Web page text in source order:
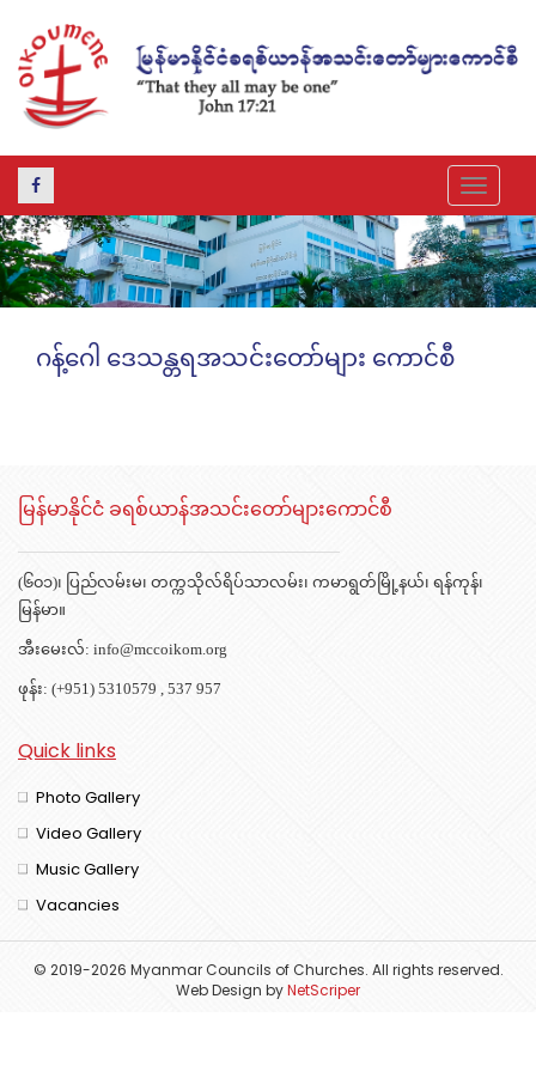
Toggle
ဂန့်ဂေါ ဒေသန္တရအသင်းတော်များ ကောင်စီ
မြန်မာနိုင်ငံ ခရစ်ယာန်အသင်းတော်များကောင်စီ
(၆၀၁)၊ ပြည်လမ်းမ၊ တက္ကသိုလ်ရိပ်သာလမ်း၊ ကမာရွတ်မြို့နယ်၊ ရန်ကုန်၊
မြန်မာ။
အီးမေးလ်:info@mccoikom.org
ဖုန်း:(+951) 5310579,537 957
Quick links
Photo Gallery
Video Gallery
Music Gallery
Vacancies
© 2019-2026 Myanmar Councils of Churches. All rights reserved.
Web Design byNetScriper